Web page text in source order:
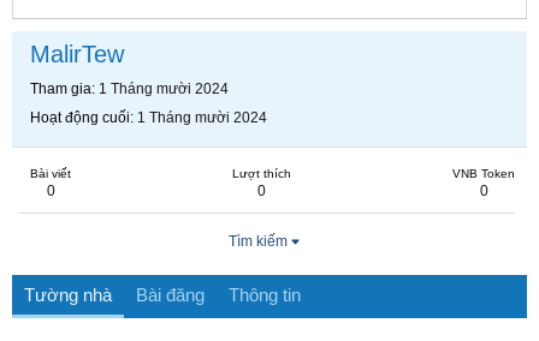
MalirTew
Tham gia 1 Tháng mười 2024
Hoạt động cuối 1 Tháng mười 2024
Bài viết
0
Lượt thích
0
VNB Token
0
Tìm kiếm
Tường nhà Bài đăng Thông tin